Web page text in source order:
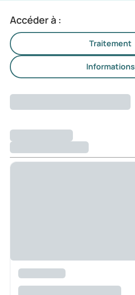
Accéder à :
Traitement
Informations